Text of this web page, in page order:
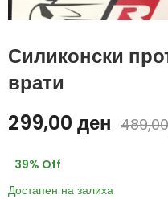
Силиконски
врати
299,00 ден
39% Off
Достапен на залиха